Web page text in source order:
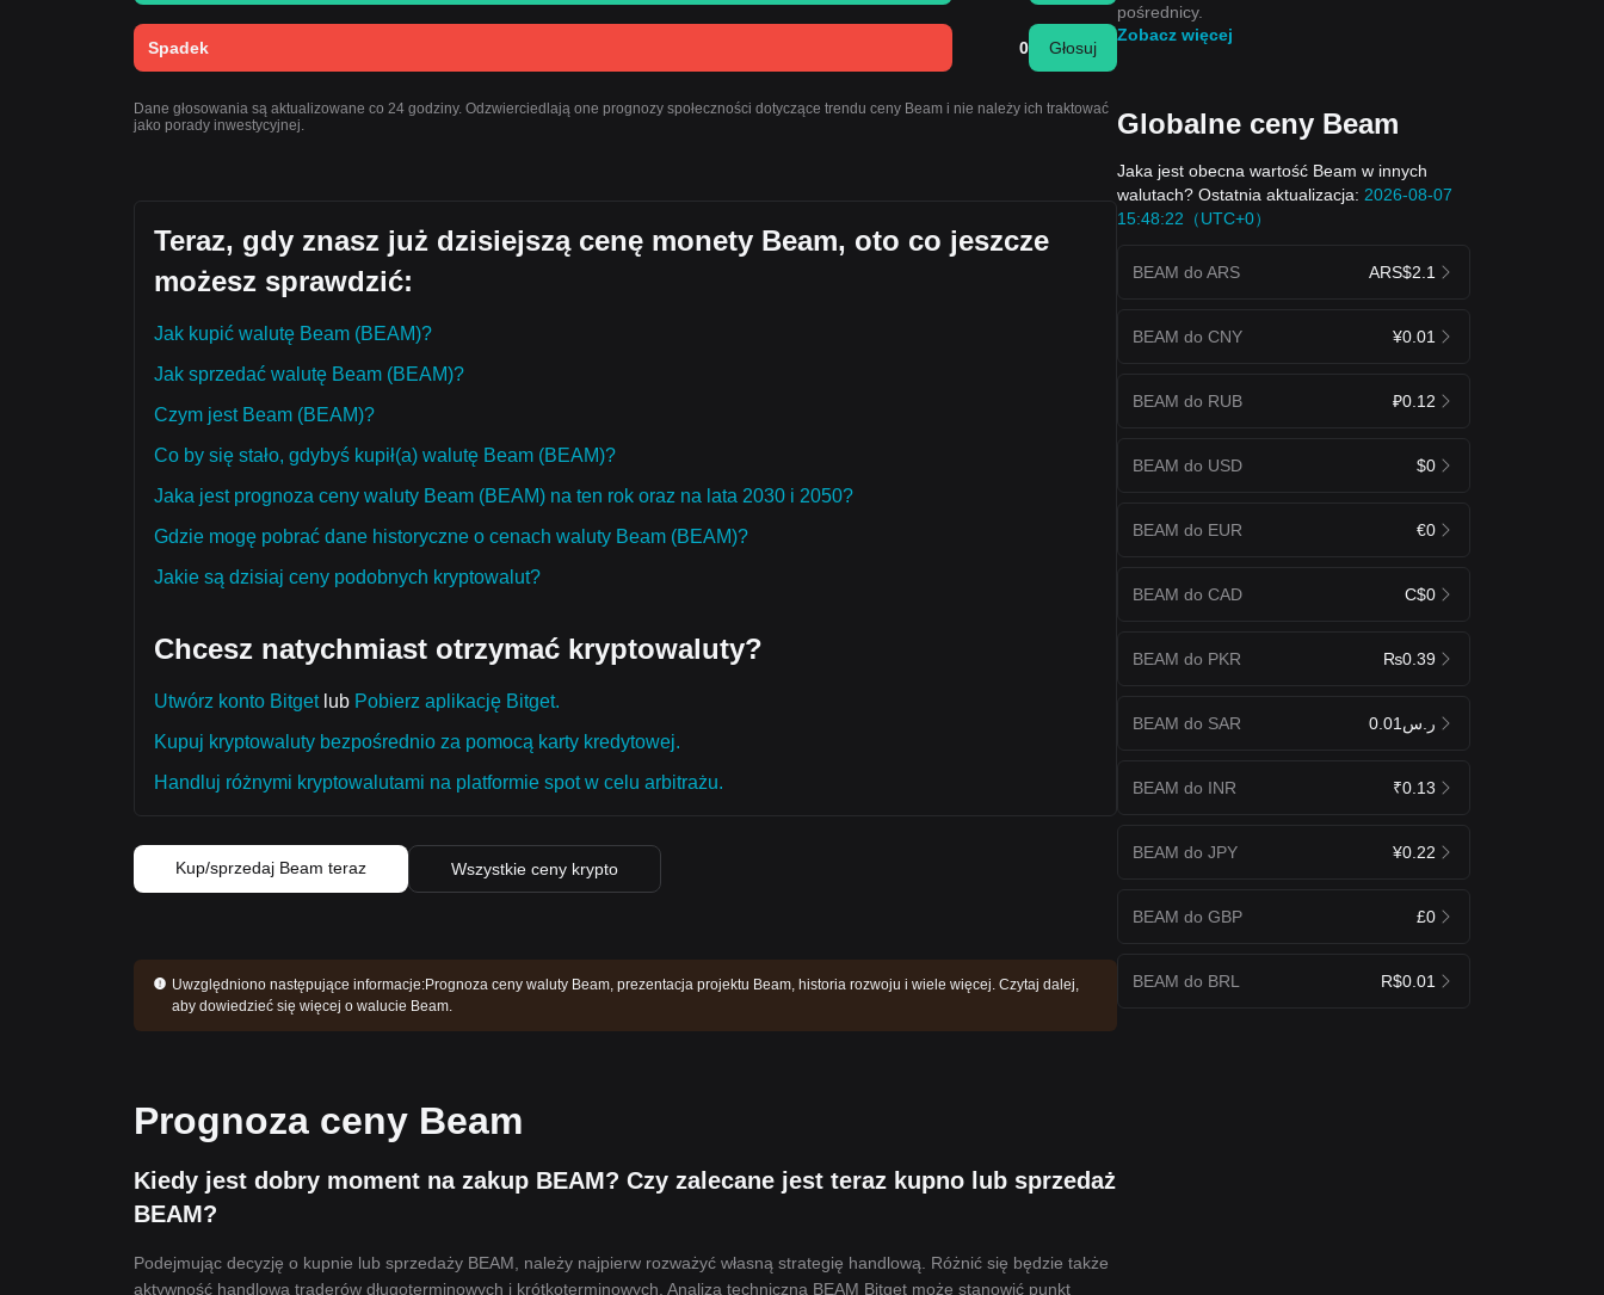
Spadek 0 Głosuj
Dane głosowania są aktualizowane co 24 godziny. Odzwierciedlają one prognozy społeczności dotyczące trendu ceny Beam i nie należy ich traktować
jako porady inwestycyjnej.
Teraz, gdy znasz już dzisiejszą cenę monety Beam, oto co jeszcze
możesz sprawdzić:
Jak kupić walutę Beam (BEAM)?
Jak sprzedać walutę Beam (BEAM)?
Czym jest Beam (BEAM)?
Co by się stało, gdybyś kupił(a) walutę Beam (BEAM)?
Jaka jest prognoza ceny waluty Beam (BEAM) na ten rok oraz na lata 2030 i 2050?
Gdzie mogę pobrać dane historyczne o cenach waluty Beam (BEAM)?
Jakie są dzisiaj ceny podobnych kryptowalut?
Chcesz natychmiast otrzymać kryptowaluty?
Utwórz konto Bitgetlub Pobierz aplikację Bitget.
Kupuj kryptowaluty bezpośrednio za pomocą karty kredytowej.
Handluj różnymi kryptowalutami na platformie spot w celu arbitrażu.
Kup/sprzedaj Beam teraz Wszystkie ceny krypto
Uwzględniono następujące informacje:Prognoza ceny waluty Beam, prezentacja projektu Beam, historia rozwoju i wiele więcej. Czytaj dalej,
aby dowiedzieć się więcej o walucie Beam.
Prognoza ceny Beam
Kiedy jest dobry moment na zakup BEAM? Czy zalecane jest teraz kupno lub sprzedaż
BEAM?
Podejmując decyzję o kupnie lub sprzedaży BEAM, należy najpierw rozważyć własną strategię handlową. Różnić się będzie także
aktywność handlowa traderów długoterminowych i krótkoterminowych. Analiza techniczna BEAM Bitget może stanowić punkt
pośrednicy.
Zobacz więcej
Globalne ceny Beam
Jaka jest obecna wartość Beam w innych
walutach? Ostatnia aktualizacja: 2026-08-07
15:48:22（UTC+0）
BEAM do ARS ARS$2.1
BEAM do CNY ¥0.01
BEAM do RUB ₽0.12
BEAM do USD $0
BEAM do EUR €0
BEAM do CAD C$0
BEAM do PKR ₨0.39
BEAM do SAR ر.س0.01
BEAM do INR ₹0.13
BEAM do JPY ¥0.22
BEAM do GBP £0
BEAM do BRL R$0.01